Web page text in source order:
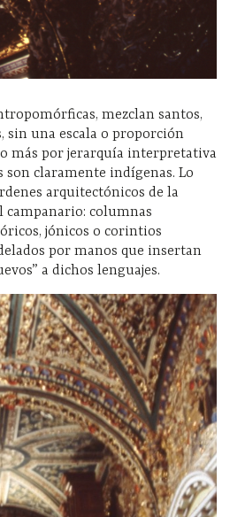
mezclan santos,
sin una escala o proporción
más por jerarquía interpretativa
son claramente indígenas. Lo
arquitectónicos de la
campanario: columnas
jónicos o corintios
por manos que insertan
a dichos lenguajes.